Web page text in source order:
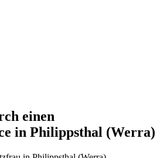
einen
in Philippsthal (Werra)